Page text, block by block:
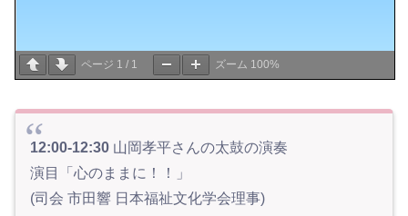
ページ 1 / 1 ズーム 100%
12:00-12:30 山岡孝平さんの太鼓の演奏
演目「心のままに！！」
(司会 市田響 日本福祉文化学会理事)